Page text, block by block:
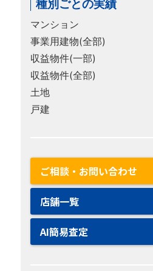
種別ごとの実績
マンション
事業用建物(全部)
収益物件(一部)
収益物件(全部)
土地
戸建
ご相談・お問い合わせ
店舗一覧
AI簡易査定